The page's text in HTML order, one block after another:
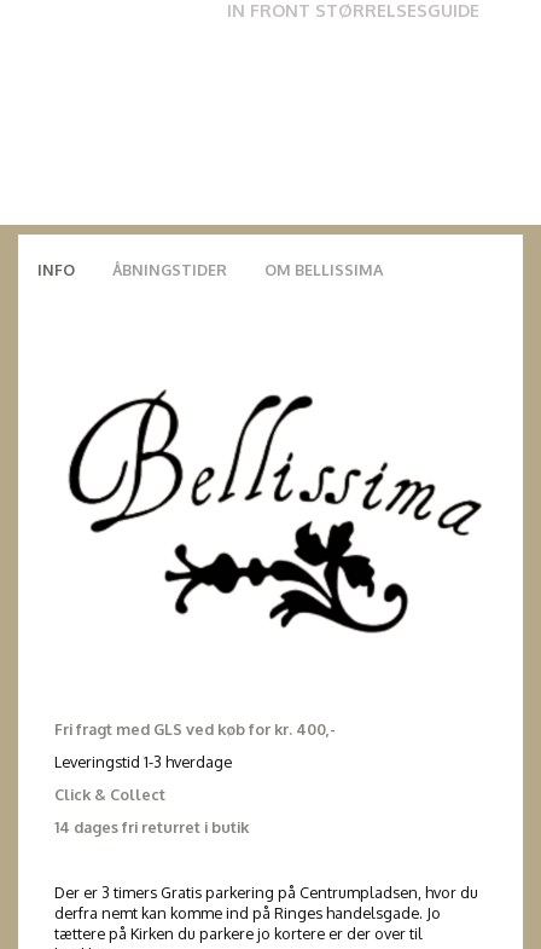
IN FRONT STØRRELSESGUIDE
INFO ÅBNINGSTIDER OM BELLISSIMA
Fri fragt med GLS ved køb for kr. 400,-
Leveringstid 1-3 hverdage
Click & Collect
14 dages fri returret i butik
Der er 3 timers Gratis parkering på Centrumpladsen, hvor du
derfra nemt kan komme ind på Ringes handelsgade. Jo
tættere på Kirken du parkere jo kortere er der over til